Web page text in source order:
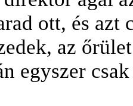
ott, és azt
az
egyszer